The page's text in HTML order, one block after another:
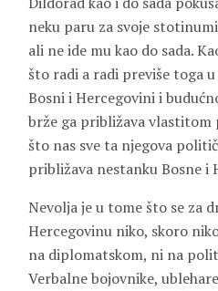
neku paru za svoje
ali ne ide mu kao do sada.
što radi a radi previše toga
Bosni i Hercegovini i
brže ga približava
što nas sve ta njegova
približava nestanku Bosne i
Nevolja je u tome što se za
Hercegovinu niko, skoro
na diplomatskom, ni na
Verbalne bojovnike,